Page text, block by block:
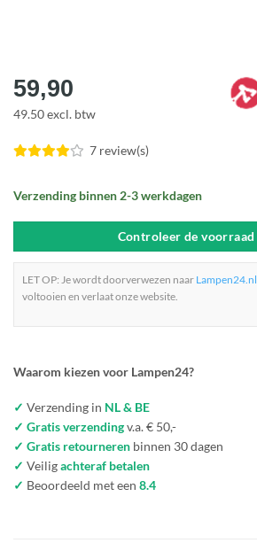
59,90
49.50 excl. btw
7 review(s)
Verzending binnen 2-3 werkdagen
Controleer de voorraad
LET OP: Je wordt doorverwezen naar Lampen24.nl
voltooien en verlaat onze website.
Waarom kiezen voor Lampen24?
✓ Verzending in NL & BE
✓ Gratis verzendingv.a. € 50,-
✓ Gratis retourneren binnen 30 dagen
✓ Veiligachteraf betalen
✓ Beoordeeld met een 8.4